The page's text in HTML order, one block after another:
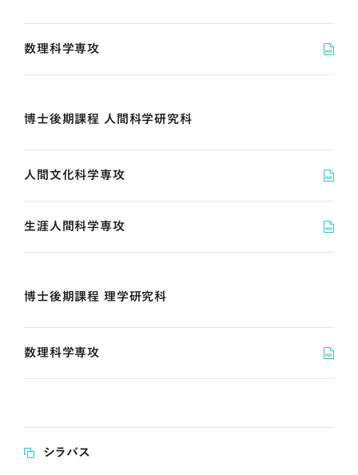
数理科学専攻
博士後期課程 人間科学研究科
人間文化科学専攻
生涯人間科学専攻
博士後期課程 理学研究科
数理科学専攻
シラバス